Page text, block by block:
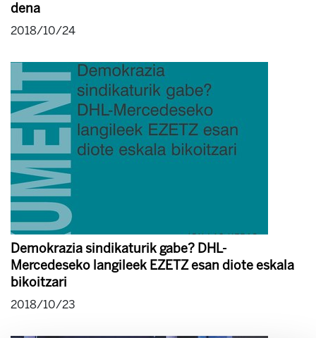
dena
2018/10/24
Demokrazia sindikaturik gabe? DHL-
Mercedeseko langileek EZETZ esan diote eskala
bikoitzari
2018/10/23